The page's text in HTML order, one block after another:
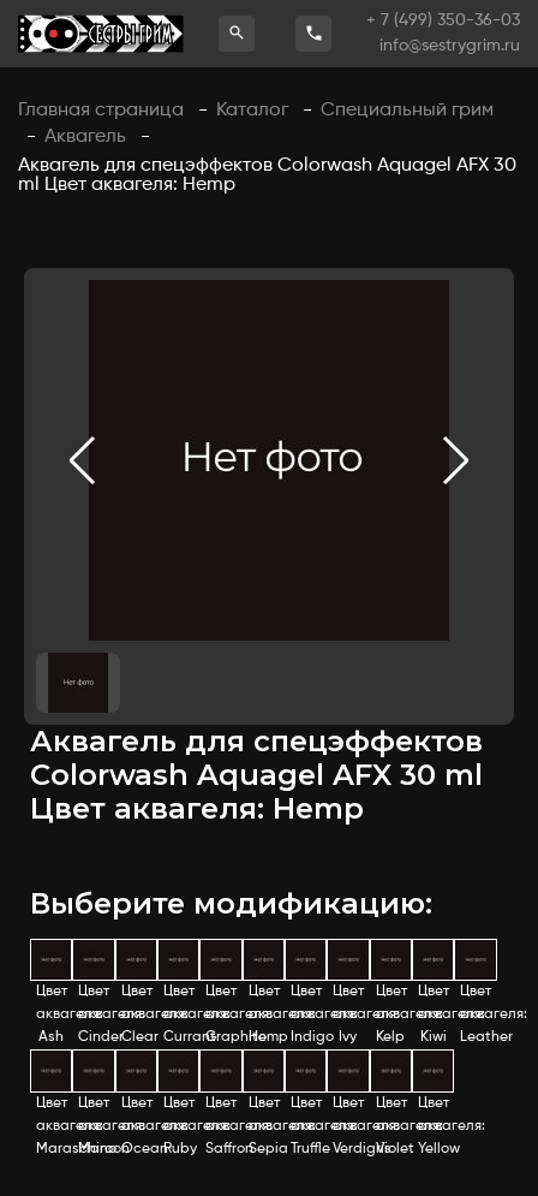
+ 7 (499) 350-36-03
info@sestrygrim.ru
Главная страница - Каталог - Специальный грим
- Аквагель
-
Аквагель для спецэффектов Colorwash Aquagel AFX 30
ml Цвет аквагеля: Hemp
Аквагель для спецэффектов
Colorwash Aquagel AFX 30 ml
Цвет аквагеля: Hemp
Выберите модификацию:
Цвет
аквагеля:
Ash
Цвет
аквагеля:
Cinder
Цвет
аквагеля:
Clear
Цвет
аквагеля:
Currant
Цвет
аквагеля:
Graphite
Цвет
аквагеля:
Hemp
Цвет
аквагеля:
Indigo
Цвет
аквагеля:
Ivy
Цвет
аквагеля:
Kelp
Цвет
аквагеля:
Kiwi
Цвет
аквагеля:
Leather
Цвет
аквагеля:
Maraschino
Цвет
аквагеля:
Maroon
Цвет
аквагеля:
Ocean
Цвет
аквагеля:
Ruby
Цвет
аквагеля:
Saffron
Цвет
аквагеля:
Sepia
Цвет
аквагеля:
Truffle
Цвет
аквагеля:
Verdigris
Цвет
аквагеля:
Violet
Цвет
аквагеля:
Yellow